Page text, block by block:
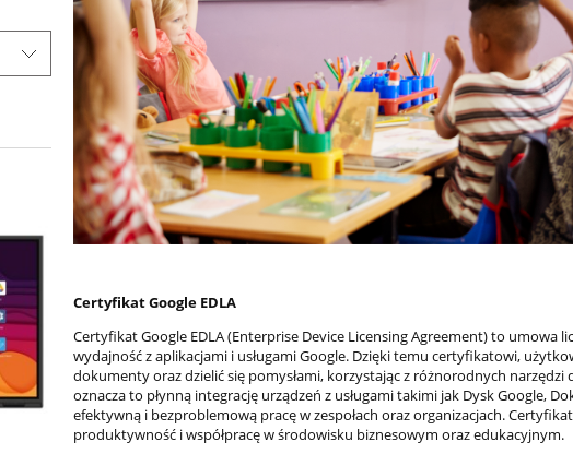
Certyfikat Google EDLA
Certyfikat Google EDLA (Enterprise Device Licensing Agreement) to
wydajność z aplikacjami i usługami Google. Dzięki temu certyfikatowi,
dokumenty oraz dzielić się pomysłami, korzystając z różnorodnych
oznacza to płynną integrację urządzeń z usługami takimi jak Dysk Google,
efektywną i bezproblemową pracę w zespołach oraz organizacjach.
produktywność i współpracę w środowisku biznesowym oraz edukacyjnym.